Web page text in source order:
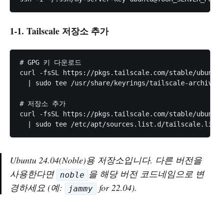
1-1. Tailscale 저장소 추가
# GPG 키 다운로드
curl -fsSL https://pkgs.tailscale.com/stable/
| sudo tee /usr/share/keyrings/tailscale-
# 저장소 추가
curl -fsSL https://pkgs.tailscale.com/stable/
Ubuntu 24.04(Noble)용 저장소입니다. 다른 버전을
사용한다면
noble 을 해당 버전 코드네임으로 변
경하세요 (예:
jammy for 22.04).